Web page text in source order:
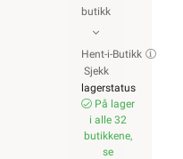
butikk
Hent-i-Butikk
Sjekk
lagerstatus
På lager
i alle 32
butikkene,
se